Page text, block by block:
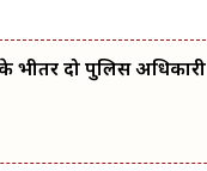
भीतर दो पुलिस अधिकारी